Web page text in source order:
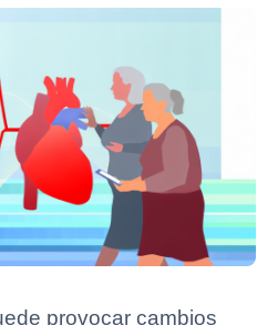
provocar cambios